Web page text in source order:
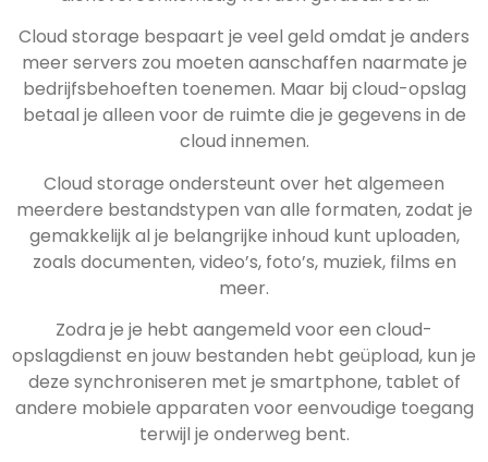
Cloud storage bespaart je veel geld omdat je anders
meer servers zou moeten aanschaffen naarmate je
bedrijfsbehoeften toenemen. Maar bij cloud-opslag
betaal je alleen voor de ruimte die je gegevens in de
cloud innemen.
Cloud storage ondersteunt over het algemeen
meerdere bestandstypen van alle formaten, zodat je
gemakkelijk al je belangrijke inhoud kunt uploaden,
zoals documenten, video’s, foto’s, muziek, films en
meer.
Zodra je je hebt aangemeld voor een cloud-
opslagdienst en jouw bestanden hebt geüpload, kun je
deze synchroniseren met je smartphone, tablet of
andere mobiele apparaten voor eenvoudige toegang
terwijl je onderweg bent.